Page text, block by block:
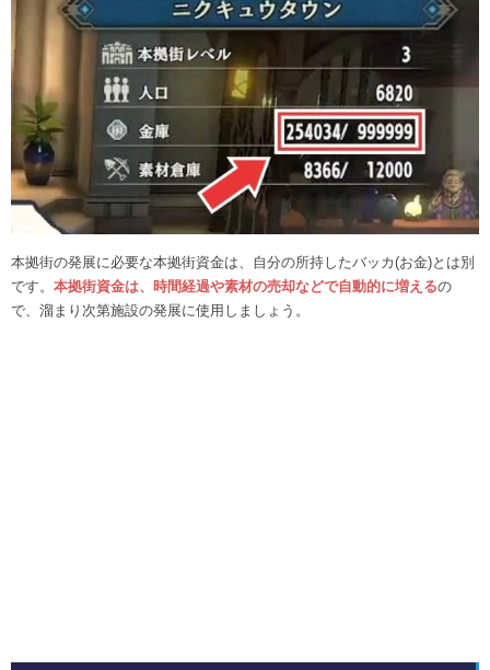
本拠街の発展に必要な本拠街資金は、自分の所持したバッカ(お金)とは別
です。 本拠街資金は、時間経過や素材の売却などで自動的に増えるの
で、溜まり次第施設の発展に使用しましょう。